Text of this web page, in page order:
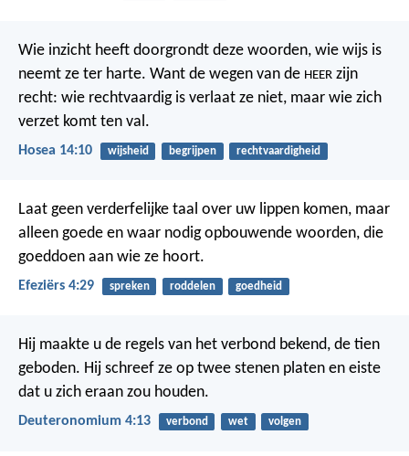
Wie inzicht heeft doorgrondt deze woorden, wie wijs is
neemt ze ter harte. Want de wegen van de HEER zijn
recht: wie rechtvaardig is verlaat ze niet, maar wie zich
verzet komt ten val.
Hosea 14:10 wijsheid begrijpen rechtvaardigheid
Laat geen verderfelijke taal over uw lippen komen, maar
alleen goede en waar nodig opbouwende woorden, die
goeddoen aan wie ze hoort.
Efeziërs 4:29 spreken roddelen goedheid
Hij maakte u de regels van het verbond bekend, de tien
geboden. Hij schreef ze op twee stenen platen en eiste
dat u zich eraan zou houden.
Deuteronomium 4:13 verbond wet volgen